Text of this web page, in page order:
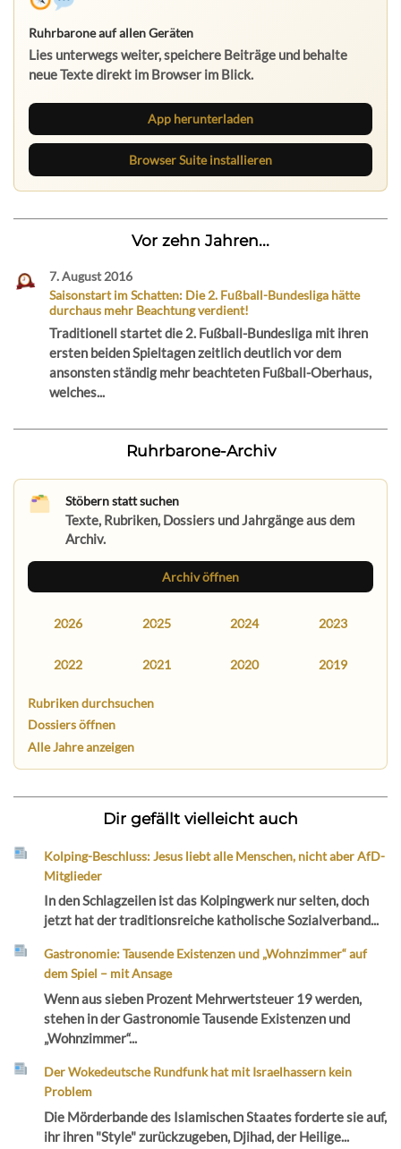
Ruhrbarone auf allen Geräten
Lies unterwegs weiter, speichere Beiträge und behalte
neue Texte direkt im Browser im Blick.
App herunterladen
Browser Suite installieren
Vor zehn Jahren...
7. August 2016
Saisonstart im Schatten: Die 2. Fußball-Bundesliga hätte
durchaus mehr Beachtung verdient!
Traditionell startet die 2. Fußball-Bundesliga mit ihren
ersten beiden Spieltagen zeitlich deutlich vor dem
ansonsten ständig mehr beachteten Fußball-Oberhaus,
welches...
Ruhrbarone-Archiv
Stöbern statt suchen
Texte, Rubriken, Dossiers und Jahrgänge aus dem
Archiv.
Archiv öffnen
2026 2025 2024 2023
2022 2021 2020 2019
Rubriken durchsuchen
Dossiers öffnen
Alle Jahre anzeigen
Dir gefällt vielleicht auch
Kolping-Beschluss: Jesus liebt alle Menschen, nicht aber AfD-
Mitglieder
In den Schlagzeilen ist das Kolpingwerk nur selten, doch
jetzt hat der traditionsreiche katholische Sozialverband...
Gastronomie: Tausende Existenzen und „Wohnzimmer“ auf
dem Spiel – mit Ansage
Wenn aus sieben Prozent Mehrwertsteuer 19 werden,
stehen in der Gastronomie Tausende Existenzen und
„Wohnzimmer“...
Der Wokedeutsche Rundfunk hat mit Israelhassern kein
Problem
Die Mörderbande des Islamischen Staates forderte sie auf,
ihr ihren "Style" zurückzugeben, Djihad, der Heilige...